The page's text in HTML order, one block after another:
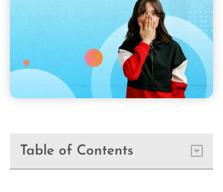
Table of Contents